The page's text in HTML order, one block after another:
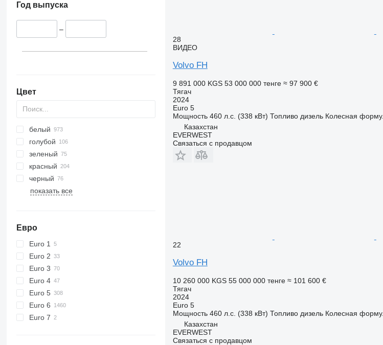
Год выпуска
–
Цвет
белый
голубой
зеленый
красный
черный
показать все
Евро
Euro 1
Euro 2
Euro 3
Euro 4
Euro 5
Euro 6
Euro 7
28
ВИДЕО
Volvo FH
9 891 000 KGS 53 000 000 тенге ≈ 97 900 €
Тягач
2024
Euro 5
Мощность 460 л.с. (338 кВт) Топливо дизель Колесная
Казахстан
EVERWEST
Связаться с продавцом
22
Volvo FH
10 260 000 KGS 55 000 000 тенге ≈ 101 600 €
Тягач
2024
Euro 5
Мощность 460 л.с. (338 кВт) Топливо дизель Колесная
Казахстан
EVERWEST
Связаться с продавцом